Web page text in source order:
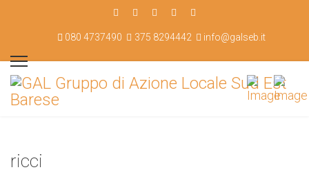
080 4737490 375 8294442 info@galseb.it
ricci